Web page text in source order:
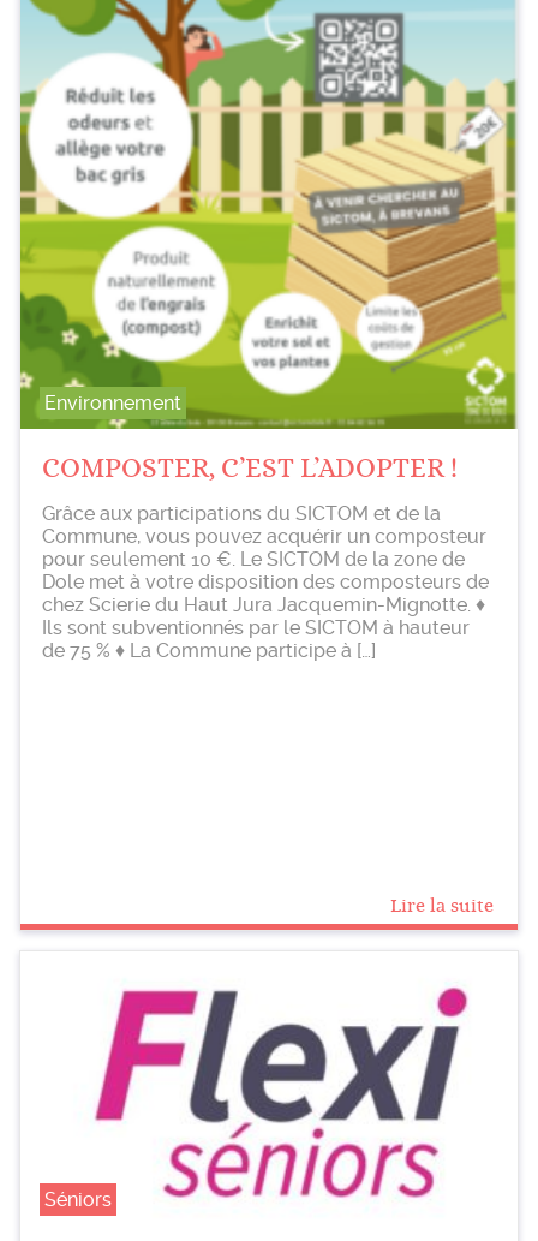
Environnement
COMPOSTER, C’EST L’ADOPTER !
Grâce aux participations du SICTOM et de la
Commune, vous pouvez acquérir un composteur
pour seulement 10 €. Le SICTOM de la zone de
Dole met à votre disposition des composteurs de
chez Scierie du Haut Jura Jacquemin-Mignotte. ♦
Ils sont subventionnés par le SICTOM à hauteur
de 75 % ♦ La Commune participe à […]
Lire la suite
Séniors